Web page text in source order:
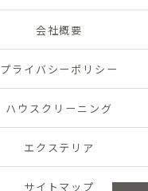
会社概要
プライバシーポリシー
ハウスクリーニング
エクステリア
サイトマップ